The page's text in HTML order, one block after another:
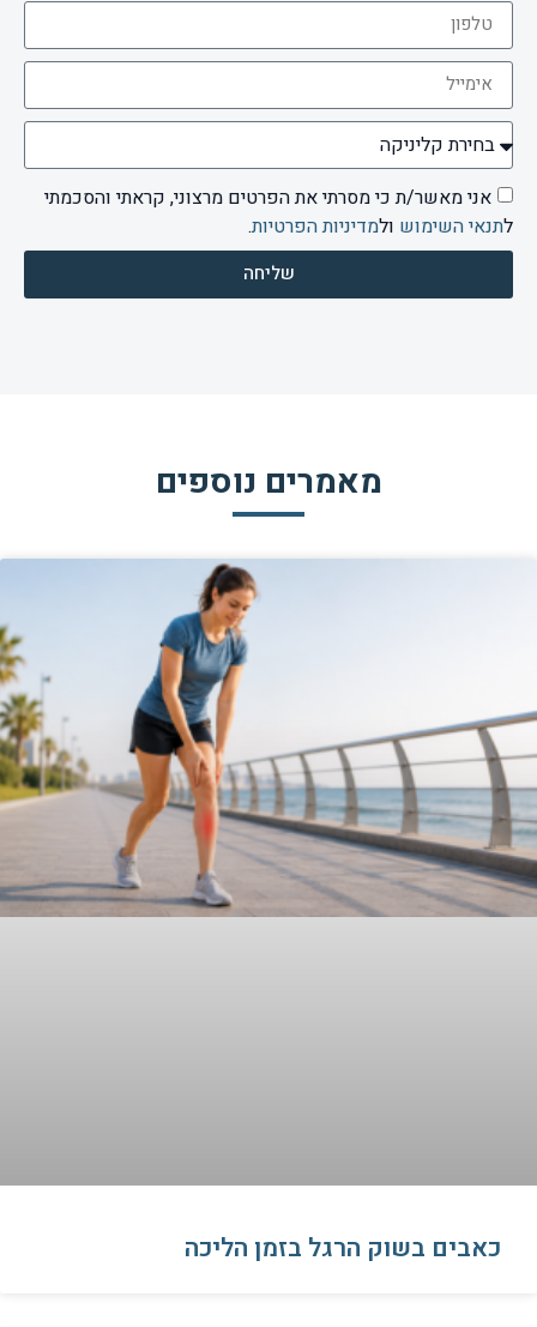
אני מאשר/ת כי מסרתי את הפרטים מרצוני, קראתי והסכמתי
לתנאי השימוש ולמדיניות הפרטיות.
שליחה
מאמרים נוספים
כאבים בשוק הרגל בזמן הליכה